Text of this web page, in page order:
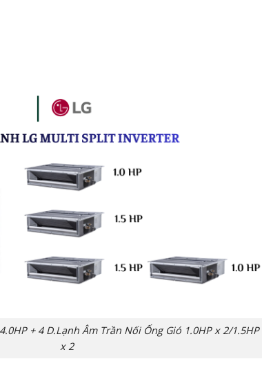
+ 4 D.Lạnh Âm Trần Nối Ống Gió 1.0HP x 2/1.5HP
x 2